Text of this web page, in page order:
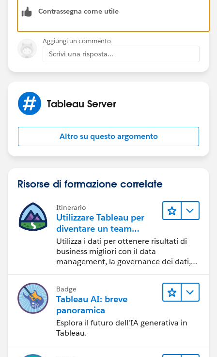
Contrassegna come utile
Aggiungi un commento
Scrivi una risposta...
Tableau Server
Altro su questo argomento
Risorse di formazione correlate
Itinerario
Utilizzare Tableau per
diventare un team
orientato ai dati
Utilizza i dati per ottenere risultati di
business migliori con il data
management, la governance dei dati,
la condivisione di storie basate sui dati
e la collaborazione.
Badge
Tableau AI: breve
panoramica
Esplora il futuro dell'IA generativa in
Tableau.